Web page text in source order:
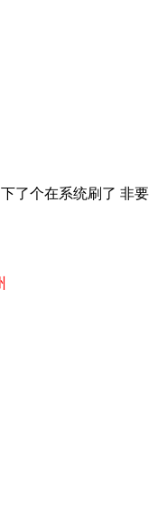
了个在系统刷了 非要